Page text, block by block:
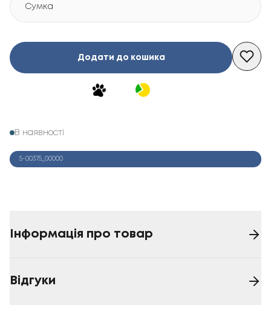
Сумка
Додати до кошика
В наявності
5-00375_00000
Інформація про товар
Відгуки